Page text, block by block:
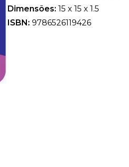
Dimensões: 15 x 15 x 1.5
ISBN: 9786526119426